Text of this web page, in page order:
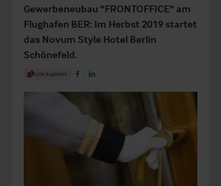
Gewerbeneubau "FRONTOFFICE" am
Flughafen BER: Im Herbst 2019 startet
das Novum Style Hotel Berlin
Schönefeld.
Share Article
Link kopieren Share on Facebook
Share on LinkedIn